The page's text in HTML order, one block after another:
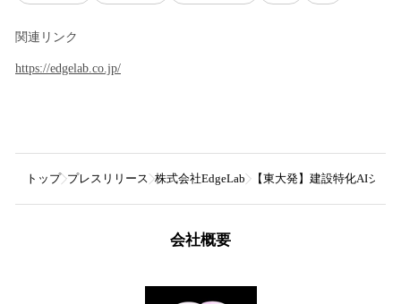
関連リンク
https://edgelab.co.jp/
トップ プレスリリース 株式会社EdgeLab 【東大発】建設特化AIシス
会社概要